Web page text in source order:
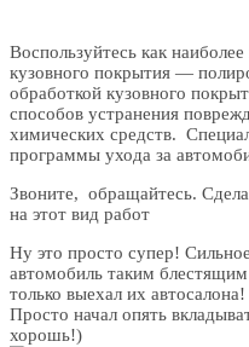
Воспользуйтесь как
кузовного покрытия —
обработкой кузовного
способов устранения
химических средств.
программы ухода за
Звоните, обращайтесь.
на этот вид работ
Ну это просто супер!
автомобиль таким
только выехал их
Просто начал опять
хорошь!)